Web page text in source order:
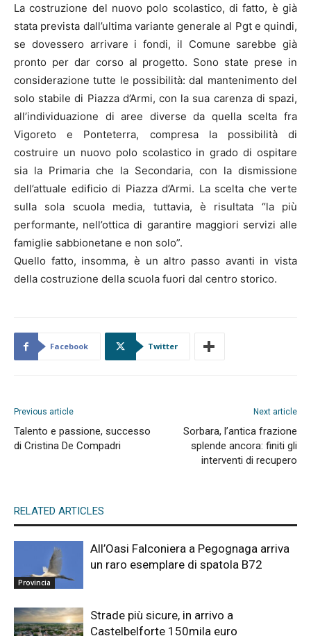
La costruzione del nuovo polo scolastico, di fatto, è già
stata prevista dall’ultima variante generale al Pgt e quindi,
se dovessero arrivare i fondi, il Comune sarebbe già
pronto per dar corso al progetto. Sono state prese in
considerazione tutte le possibilità: dal mantenimento del
solo stabile di Piazza d’Armi, con la sua carenza di spazi,
all’individuazione di aree diverse da quella scelta fra
Vigoreto e Ponteterra, compresa la possibilità di
costruire un nuovo polo scolastico in grado di ospitare
sia la Primaria che la Secondaria, con la dismissione
dell’attuale edificio di Piazza d’Armi. La scelta che verte
sulla sola scuola media, tuttavia, è risultata “la più
performante, nell’ottica di garantire maggiori servizi alle
famiglie sabbionetane e non solo”.
Quello fatto, insomma, è un altro passo avanti in vista
della costruzione della scuola fuori dal centro storico.
Facebook Twitter
Previous article
Talento e passione, successo
di Cristina De Compadri
Next article
Sorbara, l’antica frazione
splende ancora: finiti gli
interventi di recupero
RELATED ARTICLES
Provincia
All’Oasi Falconiera a Pegognaga arriva
un raro esemplare di spatola B72
Strade più sicure, in arrivo a
Castelbelforte 150mila euro